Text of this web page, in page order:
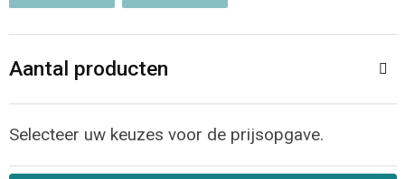
Aantal producten
Selecteer uw keuzes voor de prijsopgave.